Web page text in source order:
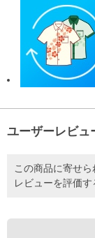
ユーザーレビュ
この商品に寄せ
レビューを評価す